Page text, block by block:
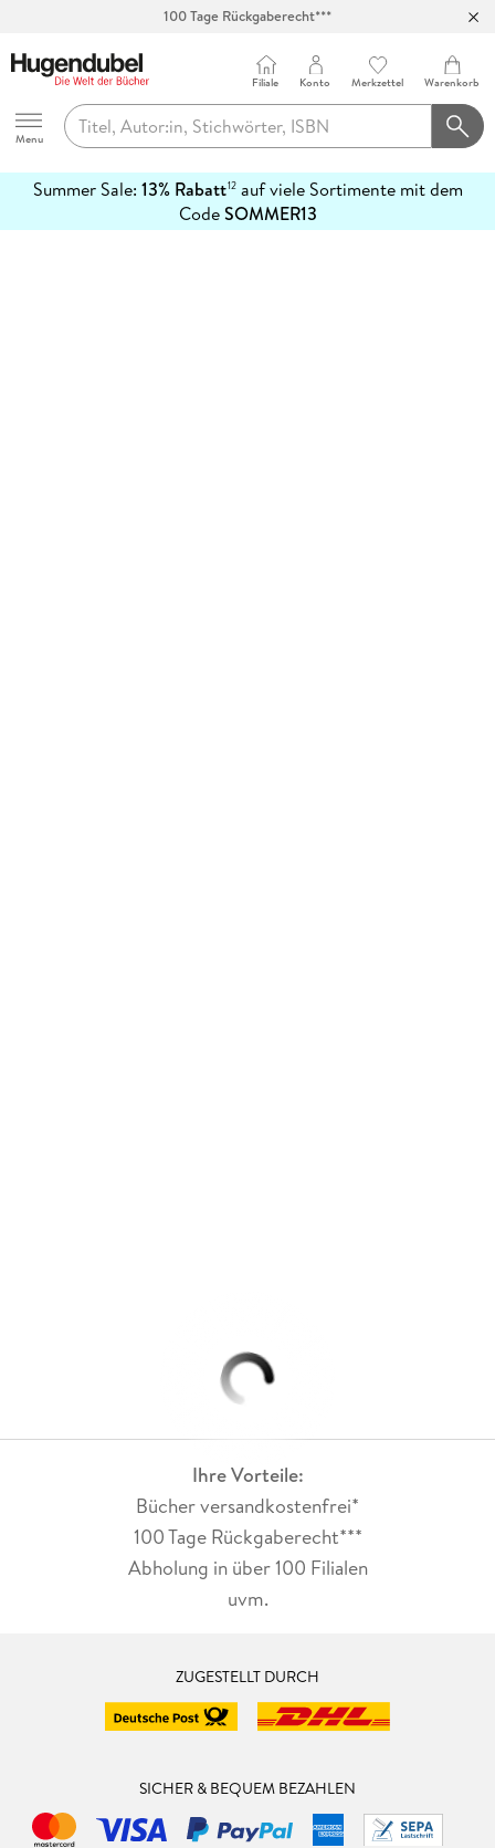
100 Tage Rückgaberecht***
Hugendubel
Menu
Filiale Konto Merkzettel Warenkorb
Summer Sale: 13% Rabatt12auf viele Sortimente mit dem
CodeSOMMER13
erfahren
Ihre Vorteile:
Bücher versandkostenfrei*
100 Tage Rückgaberecht***
Abholung in über 100 Filialen
uvm.
ZUGESTELLT DURCH
SICHER & BEQUEM BEZAHLEN